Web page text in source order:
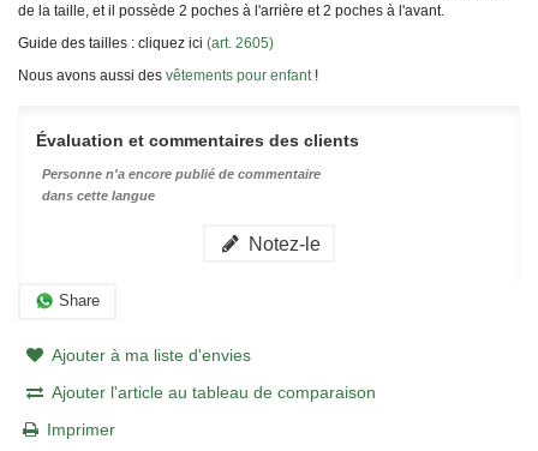
de la taille, et il possède 2 poches à l'arrière et 2 poches à l'avant.
Guide des tailles : cliquez ici (art. 2605)
Nous avons aussi des vêtements pour enfant !
Évaluation et commentaires des clients
Personne n'a encore publié de commentaire
dans cette langue
Notez-le
Share
Ajouter à ma liste d'envies
Ajouter l'article au tableau de comparaison
Imprimer